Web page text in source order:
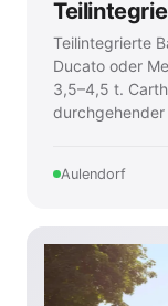
Teilintegrierte
Ducato oder
3,5–4,5 t.
Aulendorf